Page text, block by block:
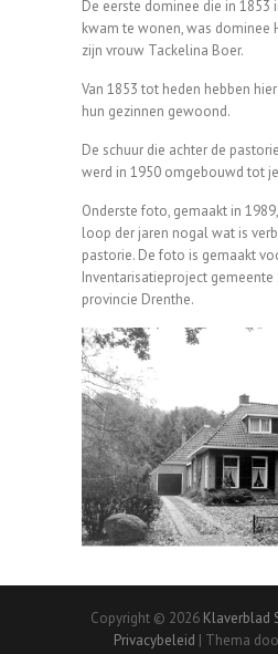
De eerste dominee die in 1853
kwam te wonen, was dominee
zijn vrouw Tackelina Boer.
Van 1853 tot heden hebben
hun gezinnen gewoond.
De schuur die achter de
werd in 1950 omgebouwd tot
Onderste foto, gemaakt in
loop der jaren nogal wat is
pastorie. De foto is gemaakt
Inventarisatieproject gemeente
provincie Drenthe.
Copyright © 2026 Klaverblad
Privacybeleid | Thema